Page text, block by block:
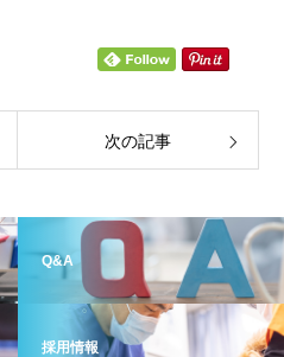
次の記事
Q&A
採用情報